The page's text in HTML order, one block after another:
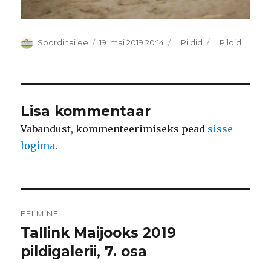
Autor
Spordihai.ee Postitatud
19. mai 2019 20:14 Rubriigid
Pildid Sildid
Pildid
Lisa kommentaar
Vabandust, kommenteerimiseks pead sisse
logima.
EELMINE
Eelmine
postitus:
Tallink Maijooks 2019
pildigalerii, 7. osa